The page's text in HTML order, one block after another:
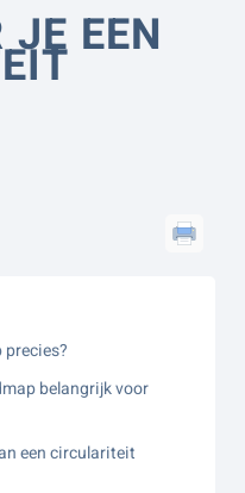
JE EEN
belangrijk voor
een circulariteit